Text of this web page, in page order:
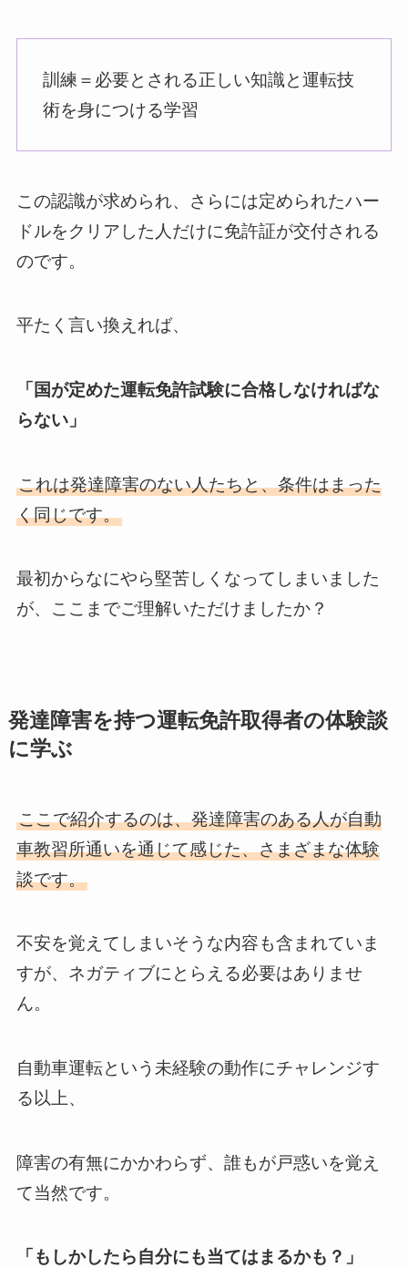
訓練＝必要とされる正しい知識と運転技
術を身につける学習
この認識が求められ、さらには定められたハー
ドルをクリアした人だけに免許証が交付される
のです。
平たく言い換えれば、
「国が定めた運転免許試験に合格しなければな
らない」
これは発達障害のない人たちと、条件はまった
く同じです。
最初からなにやら堅苦しくなってしまいました
が、ここまでご理解いただけましたか？
発達障害を持つ運転免許取得者の体験談
に学ぶ
ここで紹介するのは、発達障害のある人が自動
車教習所通いを通じて感じた、さまざまな体験
談です。
不安を覚えてしまいそうな内容も含まれていま
すが、ネガティブにとらえる必要はありませ
ん。
自動車運転という未経験の動作にチャレンジす
る以上、
障害の有無にかかわらず、誰もが戸惑いを覚え
て当然です。
「もしかしたら自分にも当てはまるかも？」